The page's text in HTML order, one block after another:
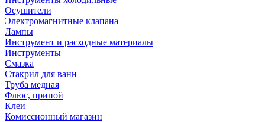
Осушители
Электромагнитные клапана
Лампы
Инструмент и расходные материалы
Инструменты
Смазка
Стакрил для ванн
Труба медная
Флюс, припой
Клеи
Комиссионный магазин